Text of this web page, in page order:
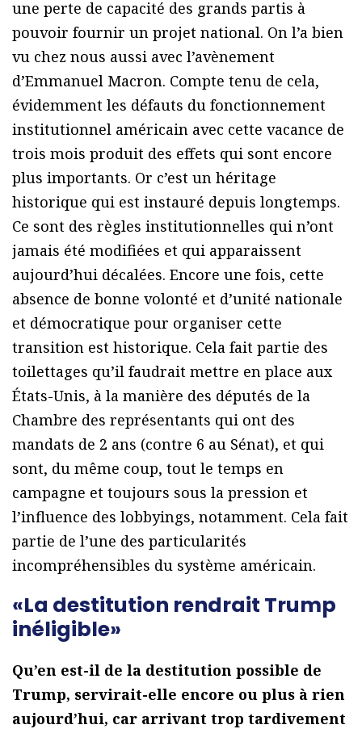
une perte de capacité des grands partis à
pouvoir fournir un projet national. On l’a bien
vu chez nous aussi avec l’avènement
d’Emmanuel Macron. Compte tenu de cela,
évidemment les défauts du fonctionnement
institutionnel américain avec cette vacance de
trois mois produit des effets qui sont encore
plus importants. Or c’est un héritage
historique qui est instauré depuis longtemps.
Ce sont des règles institutionnelles qui n’ont
jamais été modifiées et qui apparaissent
aujourd’hui décalées. Encore une fois, cette
absence de bonne volonté et d’unité nationale
et démocratique pour organiser cette
transition est historique. Cela fait partie des
toilettages qu’il faudrait mettre en place aux
États-Unis, à la manière des députés de la
Chambre des représentants qui ont des
mandats de 2 ans (contre 6 au Sénat), et qui
sont, du même coup, tout le temps en
campagne et toujours sous la pression et
l’influence des lobbyings, notamment. Cela fait
partie de l’une des particularités
incompréhensibles du système américain.
«La destitution rendrait Trump
inéligible»
Qu’en est-il de la destitution possible de
Trump, servirait-elle encore ou plus à rien
aujourd’hui, car arrivant trop tardivement